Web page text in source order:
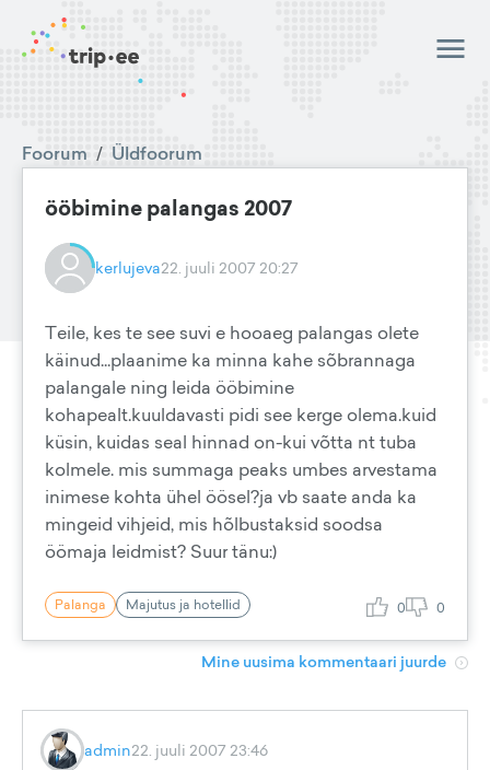
Foorum / Üldfoorum
ööbimine palangas 2007
kerlujeva22. juuli 2007 20:27
Teile, kes te see suvi e hooaeg palangas olete
käinud...plaanime ka minna kahe sõbrannaga
palangale ning leida ööbimine
kohapealt.kuuldavasti pidi see kerge olema.kuid
küsin, kuidas seal hinnad on-kui võtta nt tuba
kolmele. mis summaga peaks umbes arvestama
inimese kohta ühel öösel?ja vb saate anda ka
mingeid vihjeid, mis hõlbustaksid soodsa
öömaja leidmist? Suur tänu:)
Palanga Majutus ja hotellid 0 0
Mine uusima kommentaari juurde
admin22. juuli 2007 23:46